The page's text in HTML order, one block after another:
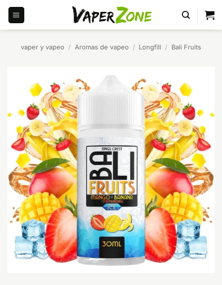
Saltar
contenido
vaper y vapeo / Aromas de vapeo / Longfill / Bali Fruits